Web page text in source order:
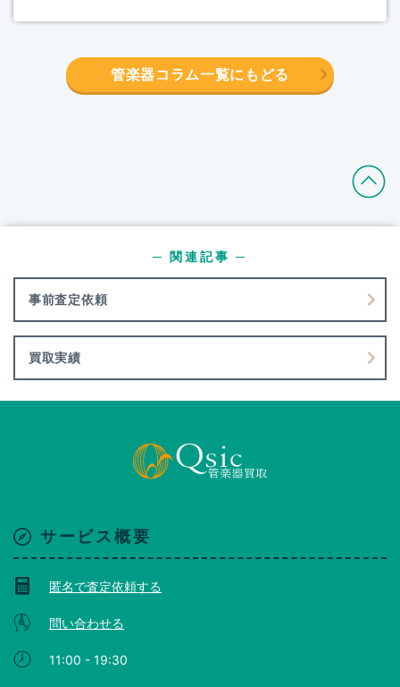
管楽器コラム一覧にもどる
事前査定依頼
─ 関連記事 ─
買取実績
サービス概要
匿名で査定依頼する
問い合わせる
11:00 - 19:30